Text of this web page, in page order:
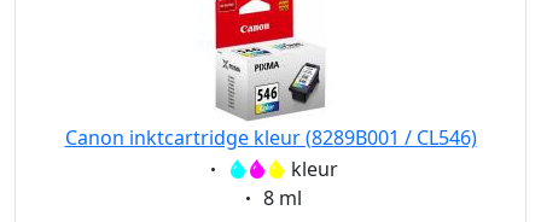
Canon inktcartridge kleur (8289B001 / CL546)
Eigenschaft:kleur
Eigenschaft:
8 ml